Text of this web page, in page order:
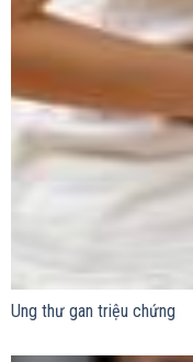
Ung thư gan triệu chứng